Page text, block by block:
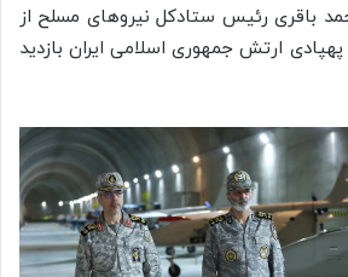
ستادکلنیروهای مسلح از
پهپادی ارتش جمهوری اسلامی ایران بازدید